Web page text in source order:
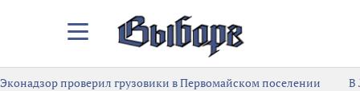
Закрыть/
меню
Эконадзор проверил грузовики в Первомайском поселении
В